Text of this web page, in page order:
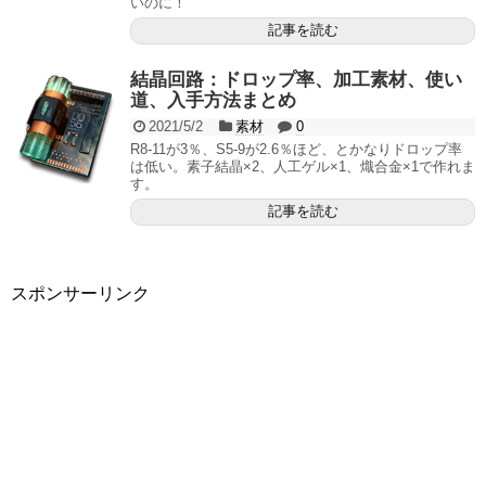
記事を読む
結晶回路：ドロップ率、加工素材、使い
道、入手方法まとめ
2021/5/2 素材
0
R8-11が3％、S5-9が2.6％ほど、とかなりドロップ率
は低い。素子結晶×2、人工ゲル×1、熾合金×1で作れま
す。
記事を読む
スポンサーリンク